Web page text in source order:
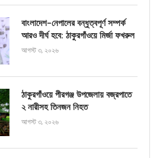
বাংলাদেশ-নেপালের বন্ধুত্বপূর্ণ সম্পর্ক
আরও দীর্ঘ হবে: ঠাকুরগাঁওয়ে মির্জা ফখরুল
আগস্ট ৩, ২০২৬
ঠাকুরগাঁওয়ে পীরগঞ্জ উপজেলায় বজ্রপাতে
২ নারীসহ তিনজন নিহত
আগস্ট ৩, ২০২৬